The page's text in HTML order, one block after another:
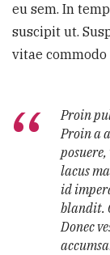
eu sem. In
suscipit ut.
vitae
Proin
Proin a
lacus
id
blandit.
Donec